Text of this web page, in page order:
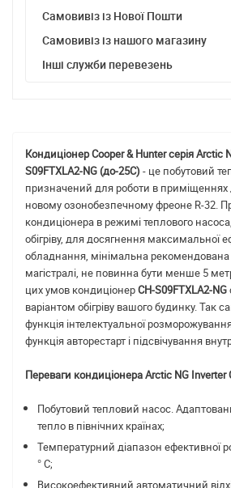
Самовивіз із Нової Пошти
Самовивіз із нашого магазину
Інші служби перевезень
Кондиціонер Cooper & Hunter серія Arctic
S09FTXLA2-NG (до-25С) - це побутовий
призначений для роботи в
новому озонобезпечному фреоне R-32.
кондиціонера в режимі теплового
обігріву, для досягнення максимальної
обладнання, мінімальна
магістралі, не повинна бути менше 5
цих умов кондиціонерCH-S09FTXLA2-NG
варіантом обігріву вашого будинку. Так
функція інтелектуальної
функція авторестарт і підсвічування
Переваги кондиціонера Arctic NG Inverter
Побутовий тепловий насос.
тепло в північних країнах;
Температурний діапазон ефективної
° С;
Високоефективний автоматичний